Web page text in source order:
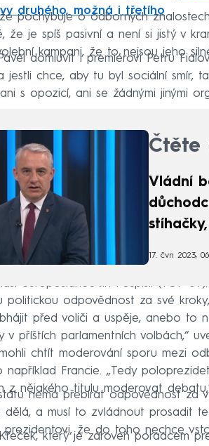
druhého, možná i třetího
pochybuje o odborných
že je spíš pasivní a není si jistý v
kampani, že to nejsou jeho
domluvit i premiérovi Petru
jestli chce, aby tu byl sociální smír,
s opozicí, ani se žádnými jinými
Čtěte
Vládní
17. čvn 2023,
europoslanec Jiří Pospíšil (TOP
politickou odpovědnost za své
před voliči a uspěje, anebo to
v příštích parlamentních volbách,“
chtít moderování sporu mezi
například Francie. „Tedy
z nějakého titulu moderovat
nemá přebírat odpovědnost za
a musí to zvládnout prosadit
prezidentovi, že do toho nechce
který je zároveň poradcem